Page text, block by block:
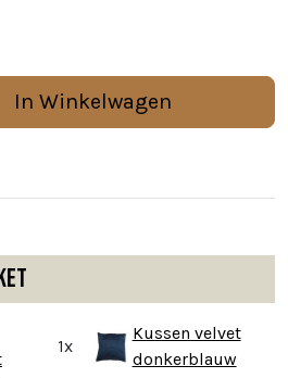
In Winkelwagen
1x
Kussen velvet
donkerblauw